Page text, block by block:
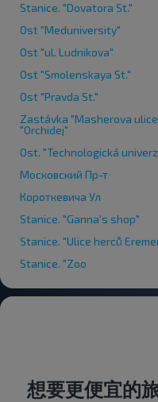
Stanice. "Dovatora St."
Ost "Meduniversity"
Ost "ul. Ludnikova"
Ost "Smolenskaya St."
Ost "Pravda St."
Zastávka "Masherova
"Orchidej"
Ost. "Technologická
Московский Пр-т
Короткевича Ул
Stanice. "Ganna's shop"
Stanice. "Ulice herců
Stanice. "Zoo
想要更便宜的